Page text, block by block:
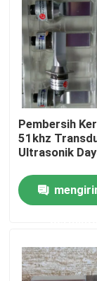
Rumah
Tentang kami
Pembersih
51khz
Ultrasonik